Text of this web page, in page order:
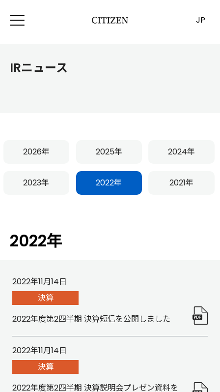
JP
IRニュース
2026年 2025年 2024年
2023年 2022年 2021年
2022年
2022年11月14日
決算
2022年度第2四半期 決算短信を公開しました
2022年11月14日
決算
2022年度第2四半期 決算説明会プレゼン資料を